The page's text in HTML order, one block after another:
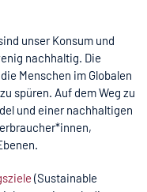
unser Konsum und
nachhaltig. Die
Menschen im Globalen
spüren. Auf dem Weg zu
und einer nachhaltigen
(Sustainable